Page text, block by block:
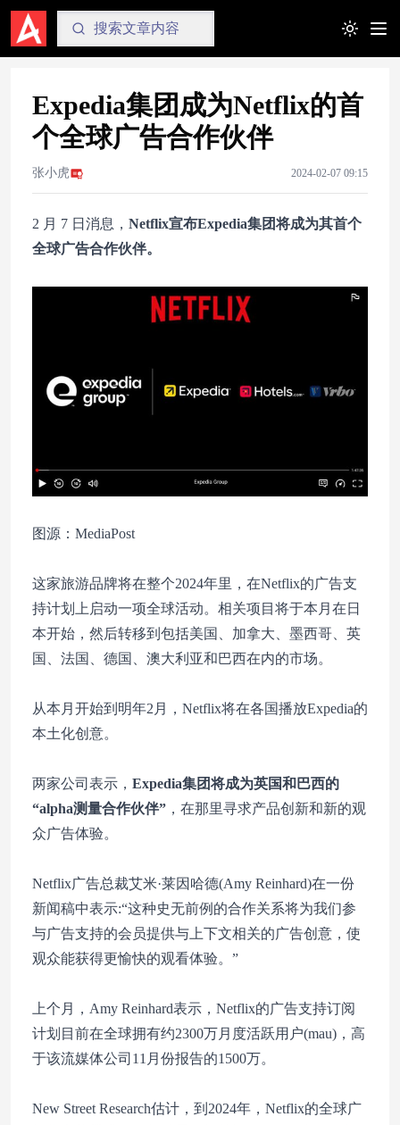
Toggle
Expedia集团成为Netflix的首
个全球广告合作伙伴
张小虎 2024-02-07 09:15
2 月 7 日消息， Netflix宣布Expedia集团将成为其首个
全球广告合作伙伴。
图源：MediaPost
这家旅游品牌将在整个2024年里，在Netflix的广告支
持计划上启动一项全球活动。相关项目将于本月在日
本开始，然后转移到包括美国、加拿大、墨西哥、英
国、法国、德国、澳大利亚和巴西在内的市场。
从本月开始到明年2月，Netflix将在各国播放Expedia的
本土化创意。
两家公司表示， Expedia集团将成为英国和巴西的
“alpha测量合作伙伴” ，在那里寻求产品创新和新的观
众广告体验。
Netflix广告总裁艾米·莱因哈德(Amy Reinhard)在一份
新闻稿中表示:“这种史无前例的合作关系将为我们参
与广告支持的会员提供与上下文相关的广告创意，使
观众能获得更愉快的观看体验。”
上个月，Amy Reinhard表示，Netflix的广告支持订阅
计划目前在全球拥有约2300万月度活跃用户(mau)，高
于该流媒体公司11月份报告的1500万。
New Street Research估计，到2024年，Netflix的全球广